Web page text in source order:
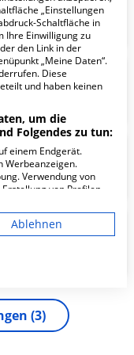
3
„Einstellungen
Schaltfläche in
Ihre Einwilligung zu
den Link in der
„Meine Daten“.
Diese
und haben keinen
um die
Folgendes zu tun:
einem Endgerät.
Werbeanzeigen.
Verwendung von
von Profilen
Messung der
durch Statistiken
Quellen. Entwicklung
Daten zur
für diese
Ablehnen